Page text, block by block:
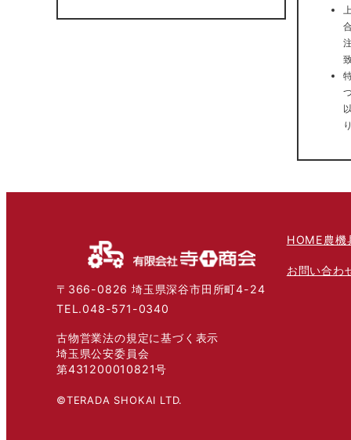
〒366-0826 埼玉県深谷市田所町4-24
TEL.048-571-0340
古物営業法の規定に基づく表示
埼玉県公安委員会
第431200010821号
©TERADA SHOKAI LTD.
HOME農機
お問い合わ